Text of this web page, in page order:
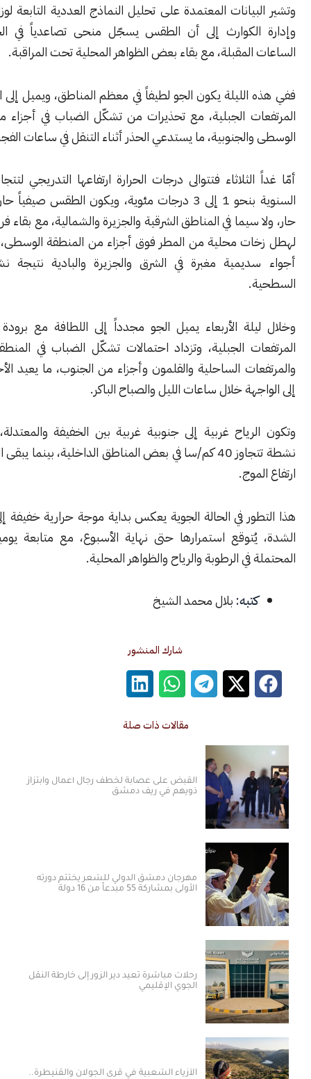
المعتمدة على تحليل النماذج العددية التابعة لوزارة الطوارئ
الكوارث إلى أن الطقس يسجّل منحى تصاعدياً في الحرارة خلال
المقبلة، مع بقاء بعض الظواهر المحلية تحت المراقبة.
يكون الجو لطيفاً في معظم المناطق، ويميل إلى البرودة فوق
الجبلية، مع تحذيرات من تشكّل الضباب في أجزاء من المنطقة
ما يستدعي الحذر أثناء التنقل في ساعات الفجر الأولى.
فتتوالى درجات الحرارة ارتفاعها التدريجي لتتجاوز معدلاتها
السنوية بنحو 1 إلى 3 درجات مئوية، ويكون الطقس صيفياً حاراً نسبياً إلى
سيما في المناطق الشرقية والجزيرة والشمالية، مع بقاء فرصة ضعيفة
محلية من المطر فوق أجزاء من المنطقة الوسطى، فيما تسود
مغبرة في الشرق والجزيرة والبادية نتيجة نشاط الرياح
الأربعاء يميل الجو مجدداً إلى اللطافة مع برودة واضحة في
الجبلية، وتزداد احتمالات تشكّل الضباب في المنطقة الوسطى
الساحلية والقلمون وأجزاء من الجنوب، ما يعيد الأجواء الرطبة
خلال ساعات الليل والصباح الباكر.
غربية إلى جنوبية غربية بين الخفيفة والمعتدلة، مع هبّات
نشطة تتجاوز 40 كم/سا في بعض المناطق الداخلية، بينما يبقى البحر خفيف
في الحالة الجوية يعكس بداية موجة حرارية خفيفة إلى متوسطة
استمرارها حتى نهاية الأسبوع، مع متابعة يومية للتغيرات
في الرطوبة والرياح والظواهر المحلية.
بلال محمد الشيخ
شارك المنشور
مقالات ذات صلة
القبض على عصابة لخطف رجال أعمال وابتزاز
ذويهم في ريف دمشق
مهرجان دمشق الدولي للشعر يختتم دورته
الأولى بمشاركة 55 مبدعاً من 16 دولة
رحلات مباشرة تعيد دير الزور إلى خارطة النقل
الجوي الإقليمي
الأزياء الشعبية في قرى الجولان والقنيطرة..